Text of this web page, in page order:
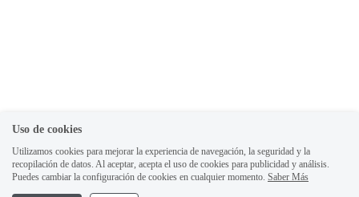
Uso de cookies
Utilizamos cookies para mejorar la experiencia de navegación, la seguridad y la
recopilación de datos. Al aceptar, acepta el uso de cookies para publicidad y análisis.
Puedes cambiar la configuración de cookies en cualquier momento. Saber Más